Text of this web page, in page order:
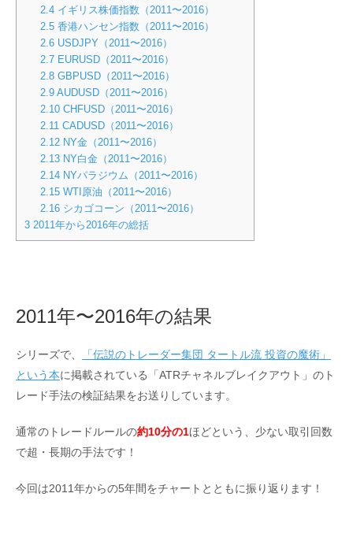
2.4イギリス株価指数（2011〜2016）
2.5香港ハンセン指数（2011〜2016）
2.6USDJPY（2011〜2016）
2.7EURUSD（2011〜2016）
2.8GBPUSD（2011〜2016）
2.9AUDUSD（2011〜2016）
2.10CHFUSD（2011〜2016）
2.11 CADUSD（2011〜2016）
2.12NY金（2011〜2016）
2.13NY白金（2011〜2016）
2.14NYパラジウム（2011〜2016）
2.15WTI原油（2011〜2016）
2.16シカゴコーン（2011〜2016）
3 2011年から2016年の総括
2011年〜2016年の結果
シリーズで、
「伝説のトレーダー集団 タートル流 投資の魔術」
という本に掲載されている「ATRチャネルブレイクアウト」のト
レード手法の検証結果をお送りしています。
通常のトレードルールの約10分の1ほどという、少ない取引回数
で超・長期の手法です！
今回は2011年からの5年間をチャートとともに振り返ります！